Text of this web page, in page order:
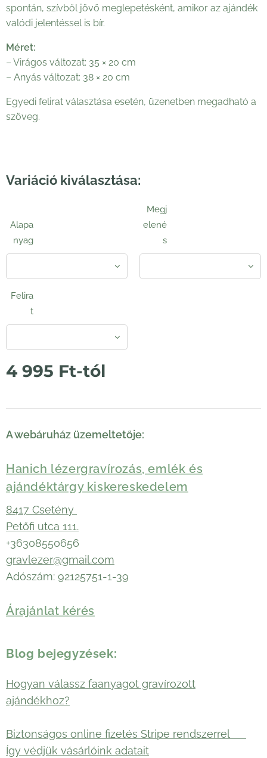
spontán, szívből jövő meglepetésként, amikor az ajándék
valódi jelentéssel is bír.
Méret:
– Virágos változat: 35 × 20 cm
– Anyás változat: 38 × 20 cm
Egyedi felirat választása esetén, üzenetben megadható a
szöveg.
Variáció kiválasztása:
Alapa
nyag
Megj
elené
s
Felira
t
4 995 Ft-tól
A webáruház üzemeltetője:
Hanich lézergravírozás, emlék és
ajándéktárgy kiskereskedelem
8417 Csetény
Petőfi utca 111.
+36308550656
gravlezer@gmail.com
Adószám: 92125751-1-39
Árajánlat kérés
Blog bejegyzések:
Hogyan válassz faanyagot gravírozott
ajándékhoz?
Biztonságos online fizetés Stripe rendszerrel 🛡️
Így védjük vásárlóink adatait